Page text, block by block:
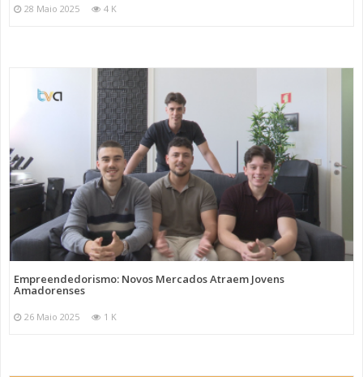
28 Maio 2025 4 K
Empreendedorismo: Novos Mercados Atraem Jovens
Amadorenses
26 Maio 2025 1 K